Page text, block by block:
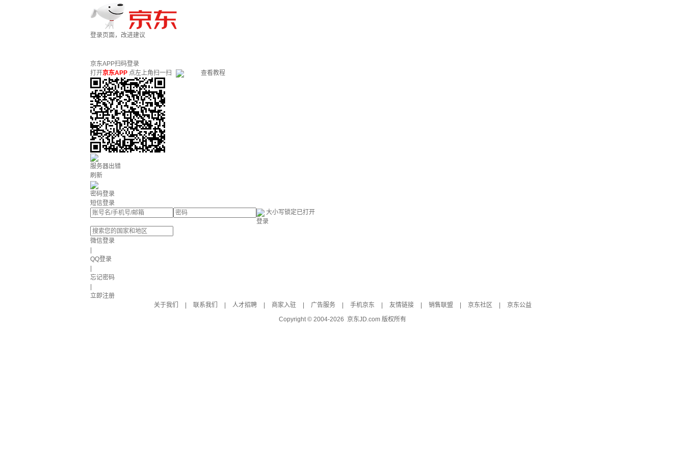
登录页面，改进建议
京东APP扫码登录
打开京东APP 点左上角扫一扫 查看教程
服务器出错
刷新
密码登录
短信登录
大小写锁定已打开
登录
微信登录
QQ登录
忘记密码
立即注册
关于我们
联系我们 人才招聘 商家入驻 广告服务 手机京东 友情链接 销售联盟 京东社区
京东公益
Copyright © 2004-2026 京东JD.com 版权所有